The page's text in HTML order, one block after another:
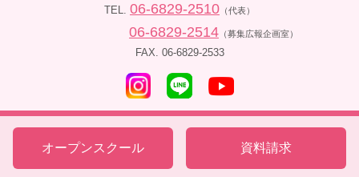
TEL. 06-6829-2510 （代表）
06-6829-2514 （募集広報企画室）
FAX. 06-6829-2533
オープンスクール 資料請求